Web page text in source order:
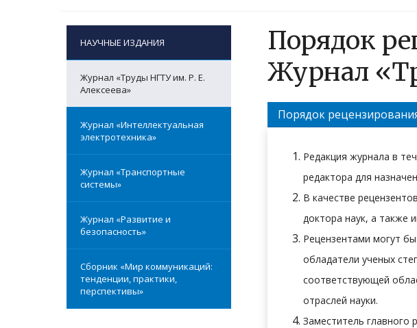
НАУЧНЫЕ ИЗДАНИЯ
Журнал «Труды НГТУ им. Р. Е.
Алексеева»
Журнал «Интеллектуальная
электротехника»
Журнал «Транспортные
системы»
Журнал «Развитие и
безопасность»
Сборник «Мир коммуникаций:
тенденции, практики,
перспективы»
Порядок
Журнал
Порядок
Редакция журнала в
редактора для
В качестве
доктора наук, а также
Рецензентами могут
обладатели ученых
соответствующей
отраслей науки.
Заместитель главного